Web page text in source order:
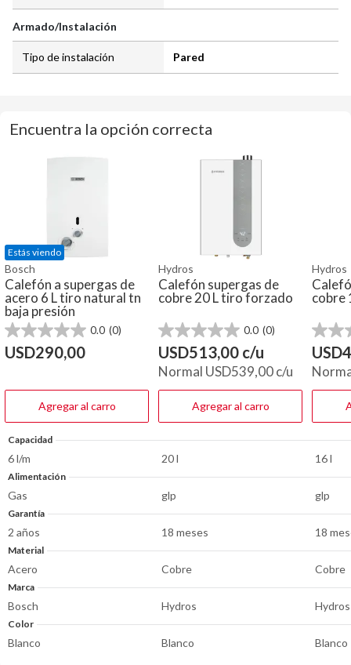
Armado/Instalación
Tipo de instalación Pared
Encuentra la opción correcta
Estás viendo
Bosch
Calefón a supergas de
acero 6 L tiro natural tn
baja presión
0.0 (0)
0.0
de
5
USD290,00
Agregar al carro
Hydros
Calefón supergas de
cobre 20 L tiro forzado
0.0 (0)
0.0
de
5
estrellas.
USD513,00 c/u
Normal USD539,00c/u
Agregar al carro
Hydros
cobre
0.0
de
5
USD
Capacidad
6 l/m 20 l 16 l
Alimentación
Gas glp glp
Garantía
2 años 18 meses 18
Material
Acero Cobre Cobre
Marca
Bosch Hydros Hydros
Color
Blanco Blanco Blanco